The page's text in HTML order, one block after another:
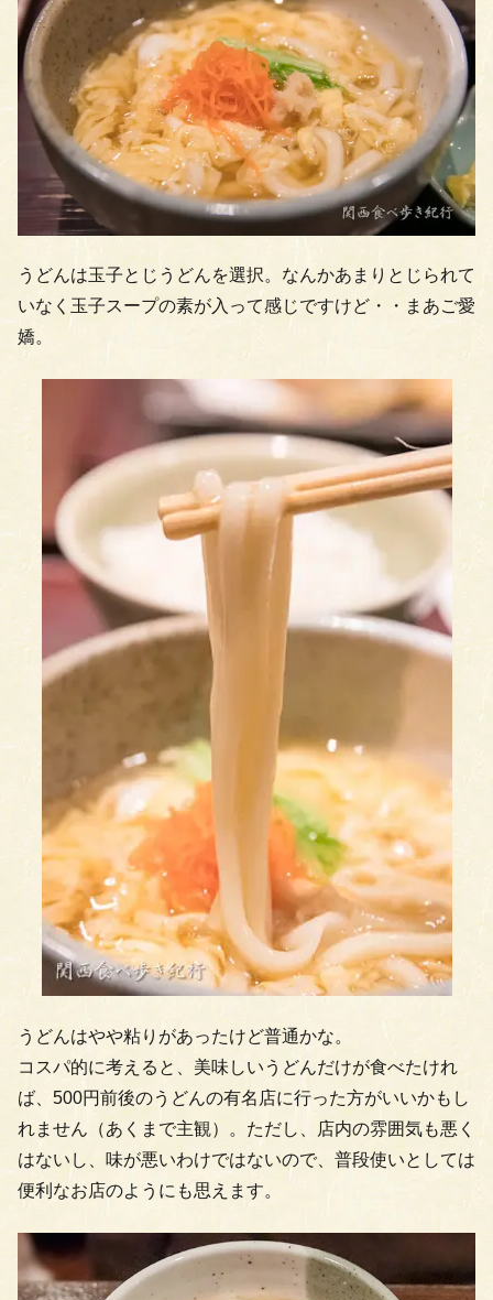
うどんは玉子とじうどんを選択。なんかあまりとじられて
いなく玉子スープの素が入って感じですけど・・まあご愛
嬌。
うどんはやや粘りがあったけど普通かな。
コスパ的に考えると、美味しいうどんだけが食べたけれ
ば、500円前後のうどんの有名店に行った方がいいかもし
れません（あくまで主観）。ただし、店内の雰囲気も悪く
はないし、味が悪いわけではないので、普段使いとしては
便利なお店のようにも思えます。